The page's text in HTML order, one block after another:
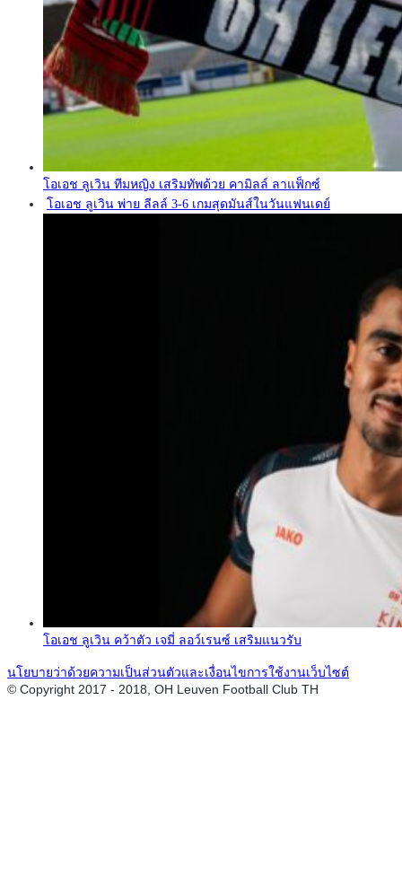
โอเอช ลูเวิน ทีมหญิง เสริมทัพด้วย คามิลล์ ลาแฟ็กซ์
โอเอช ลูเวิน พ่าย ลีลล์ 3-6 เกมสุดมันส์ในวันแฟนเดย์
โอเอช ลูเวิน คว้าตัว เจมี่ ลอว์เรนซ์ เสริมแนวรับ
นโยบายว่าด้วยความเป็นส่วนตัวและเงื่อนไขการใช้งานเว็บไซต์
© Copyright 2017 - 2018, OH Leuven Football Club TH